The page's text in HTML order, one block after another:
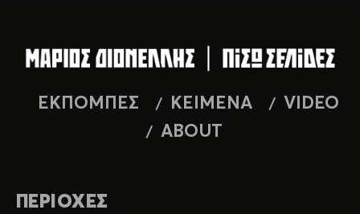
ΕΚΠΟΜΠΕΣ ΚΕΙΜΕΝΑ
VIDEO
ABOUT
ΠΕΡΙΟΧΕΣ